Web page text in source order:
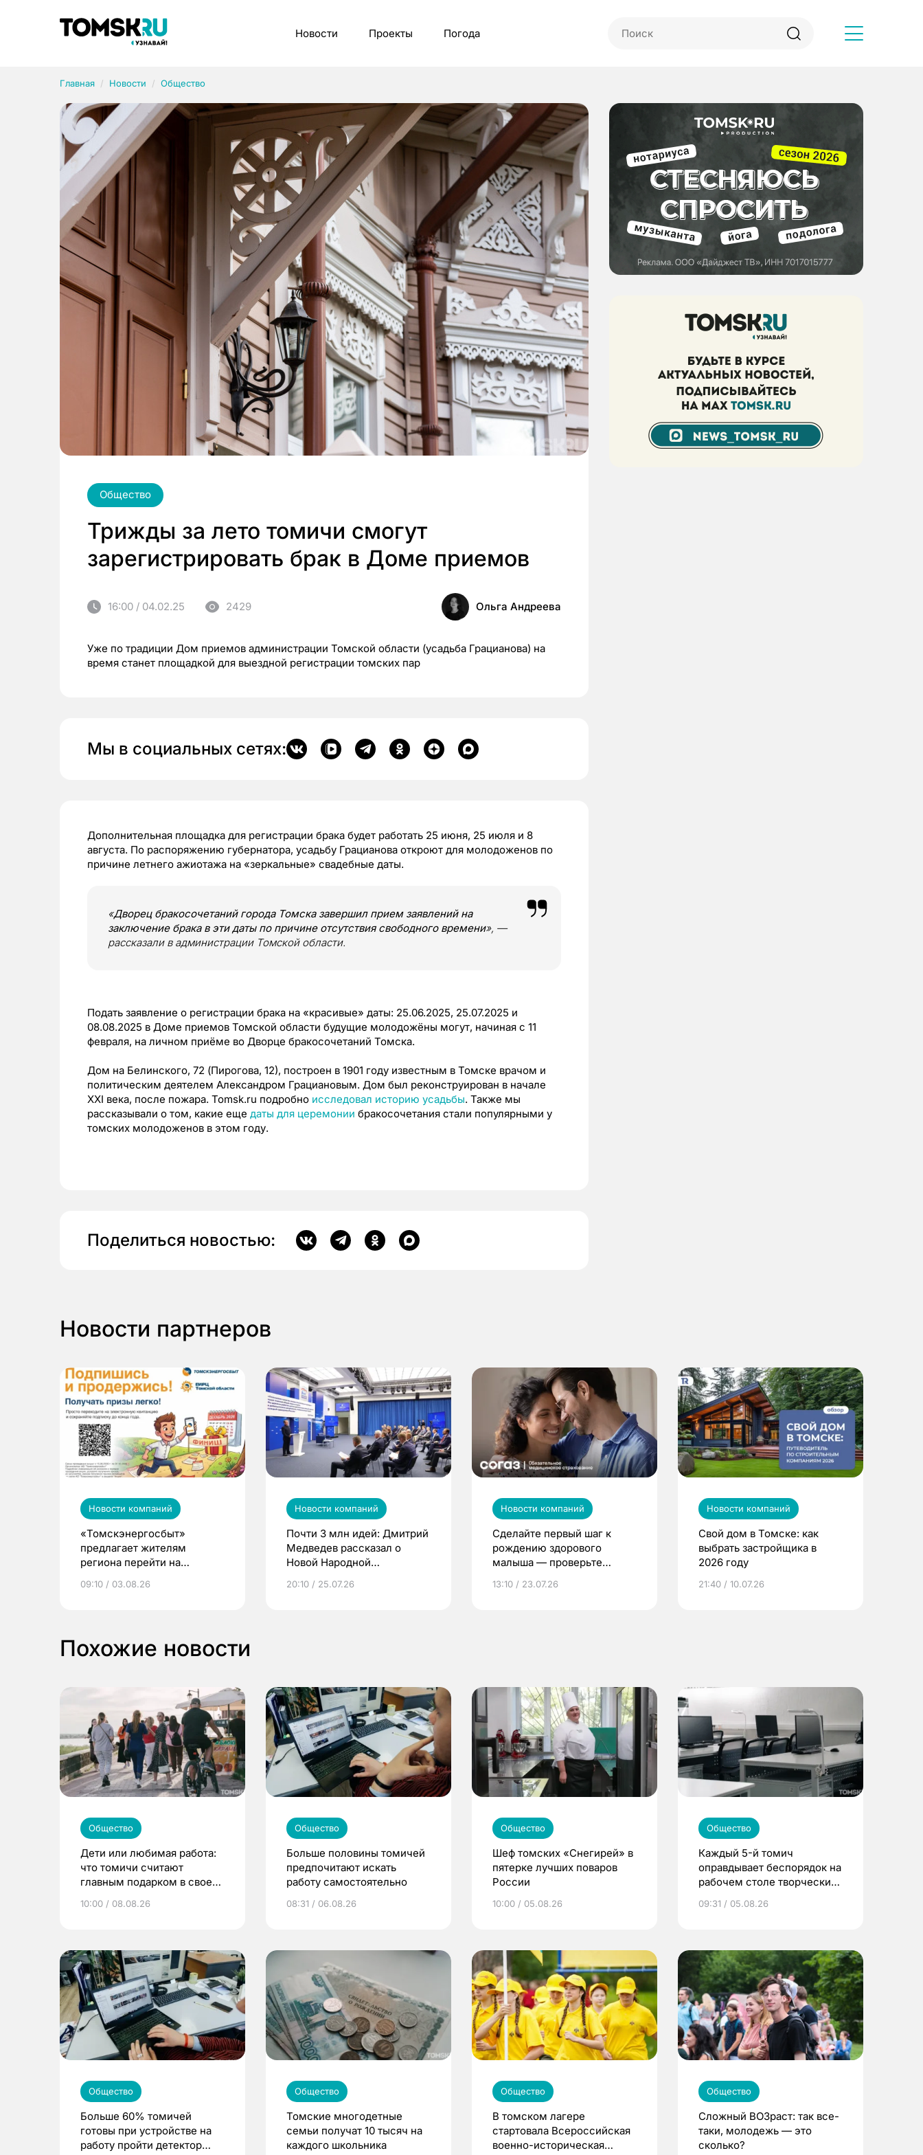
Новости Проекты Погода
Главная Новости Общество
Общество
Трижды за лето томичи смогут
зарегистрировать брак в Доме приемов
16:00 / 04.02.25 2429 Ольга Андреева
Уже по традиции Дом приемов администрации Томской области (усадьба Грацианова) на
время станет площадкой для выездной регистрации томских пар
Мы в социальных сетях:
Дополнительная площадка для регистрации брака будет работать 25 июня, 25 июля и 8
августа. По распоряжению губернатора, усадьбу Грацианова откроют для молодоженов по
причине летнего ажиотажа на «зеркальные» свадебные даты.
«Дворец бракосочетаний города Томска завершил прием заявлений на
заключение брака в эти даты по причине отсутствия свободного времени», —
рассказали в администрации Томской области.
Подать заявление о регистрации брака на «красивые» даты: 25.06.2025, 25.07.2025 и
08.08.2025 в Доме приемов Томской области будущие молодожёны могут, начиная с 11
февраля, на личном приёме во Дворце бракосочетаний Томска.
Дом на Белинского, 72 (Пирогова, 12), построен в 1901 году известным в Томске врачом и
политическим деятелем Александром Грациановым. Дом был реконструирован в начале
XXI века, после пожара. Tomsk.ru подробно исследовал историю усадьбы. Также мы
рассказывали о том, какие еще даты для церемонии бракосочетания стали популярными у
томских молодоженов в этом году.
Поделиться новостью:
Новости партнеров
Новости компаний
«Томскэнергосбыт»
предлагает жителям
региона перейти на
выиграть призы
09:10 / 03.08.26
Новости компаний
Почти 3 млн идей: Дмитрий
Медведев рассказал о
Новой Народной
20:10 / 25.07.26
Новости компаний
Сделайте первый шаг к
рождению здорового
малыша — проверьте
по ОМС!
13:10 / 23.07.26
Новости компаний
Свой дом в Томске: как
выбрать застройщика в
2026 году
21:40 / 10.07.26
Похожие новости
Общество
Дети или любимая работа:
что томичи считают
главным подарком в своей
10:00 / 08.08.26
Общество
Больше половины томичей
предпочитают искать
работу самостоятельно
08:31 / 06.08.26
Общество
Шеф томских «Снегирей» в
пятерке лучших поваров
России
10:00 / 05.08.26
Общество
Каждый 5-й томич
оправдывает беспорядок на
рабочем столе творческим
09:31 / 05.08.26
Общество
Больше 60% томичей
готовы при устройстве на
работу пройти детектор
Общество
Томские многодетные
семьи получат 10 тысяч на
каждого школьника
Общество
В томском лагере
стартовала Всероссийская
военно-историческая
Общество
Сложный ВОЗраст: так все-
таки, молодежь — это
сколько?
Рубрики